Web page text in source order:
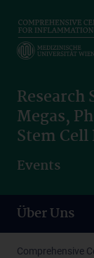
main
content
Megas,
Stem
Events
Über Uns
Comprehensive